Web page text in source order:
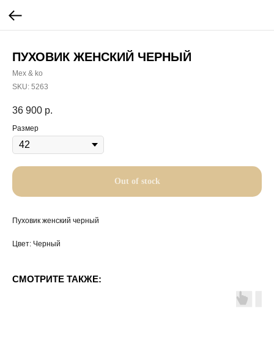
ПУХОВИК ЖЕНСКИЙ ЧЕРНЫЙ
Mex & ko
SKU: 5263
36 900 р.
Размер
Out of stock
Пуховик женский черный
Цвет: Черный
СМОТРИТЕ ТАКЖЕ: